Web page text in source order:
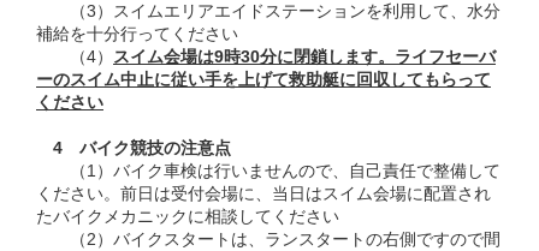
（3）スイムエリアエイドステーションを利用して、水分
補給を十分行ってください
（4）
スイム会場は9時30分に閉鎖します。ライフセーバ
ーのスイム中止に従い手を上げて救助艇に回収してもらって
ください
4 バイク競技の注意点
（1）バイク車検は行いませんので、自己責任で整備して
ください。前日は受付会場に、当日はスイム会場に配置され
たバイクメカニックに相談してください
（2）バイクスタートは、ランスタートの右側ですので間